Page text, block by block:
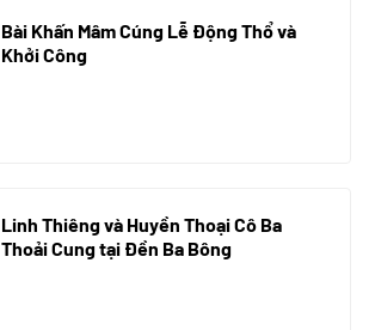
Bài Khấn Mâm Cúng Lễ Động Thổ và
Khởi Công
Linh Thiêng và Huyền Thoại Cô Ba
Thoải Cung tại Đền Ba Bông